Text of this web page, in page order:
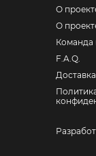
О
О
Команда
F.A.Q.